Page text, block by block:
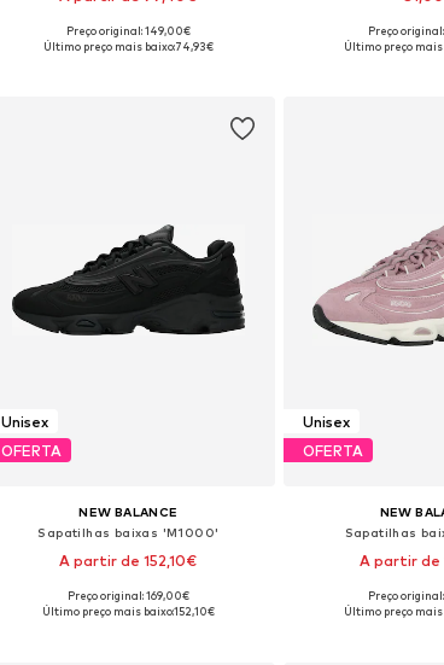
Disponível em vários tamanhos
Preço original: 149,00€
Último preço mais baixo:74,93€
Tamanhos
Preço
Último preço mais
Unisex
OFERTA
NEW BALANCE
Sapatilhas baixas 'M1000'
A partir de 152,10€
+6
Disponível em vários tamanhos
Preço original: 169,00€
Último preço mais baixo:152,10€
Unisex
OFERTA
NEW
Sapatilhas
A partir de
Disponível em
Preço
Último preço mais